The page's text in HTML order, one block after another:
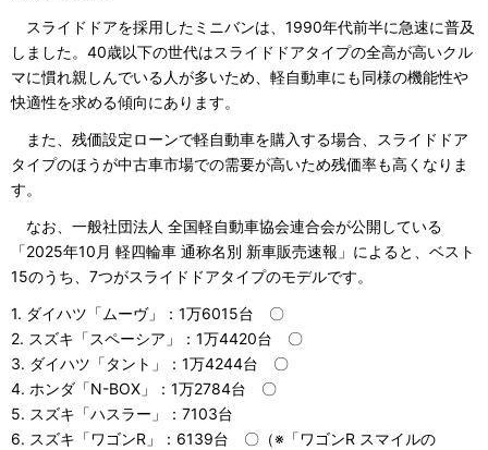
スライドドアを採用したミニバンは、1990年代前半に急速に普及
しました。40歳以下の世代はスライドドアタイプの全高が高いクル
マに慣れ親しんでいる人が多いため、軽自動車にも同様の機能性や
快適性を求める傾向にあります。
また、残価設定ローンで軽自動車を購入する場合、スライドドア
タイプのほうが中古車市場での需要が高いため残価率も高くなりま
す。
なお、一般社団法人 全国軽自動車協会連合会が公開している
「2025年10月 軽四輪車 通称名別 新車販売速報」によると、ベスト
15のうち、7つがスライドドアタイプのモデルです。
1. ダイハツ「ムーヴ」：1万6015台 〇
2. スズキ「スペーシア」：1万4420台 〇
3. ダイハツ「タント」：1万4244台 〇
4. ホンダ「N-BOX」：1万2784台 〇
5. スズキ「ハスラー」：7103台
6. スズキ「ワゴンR」：6139台 〇（※「ワゴンR スマイルの